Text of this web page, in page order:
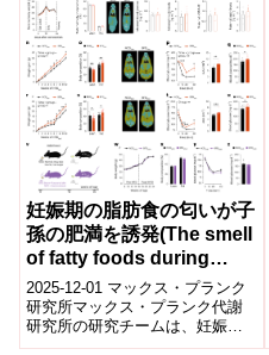
妊娠期の脂肪食の匂いが子
孫の肥満を誘発(The smell
of fatty foods during
pregnancy promotes
obesity in offspring)
2025-12-01 マックス・プランク
研究所マックス・プランク代謝
研究所の研究チームは、妊娠中
に母親が脂肪分の高い食品の